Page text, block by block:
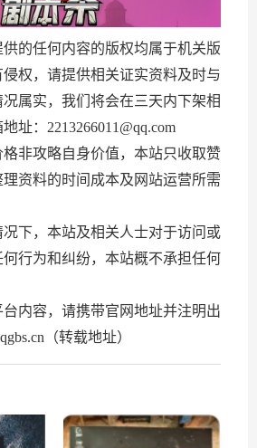
供的任何内容的版权均属于机关版
权，请提供相关证实资料及时与
属实，我们将会在三天内下架相
址：2213266011@qq.com
格非攻略自身价值，本站只收取赞
资料的时间成本及网站运营所需
况下，本站及相关人士对于访问或
行为和纠纷，本站概不承担任何
台内容，请携带官网地址并注明出
（转载地址）